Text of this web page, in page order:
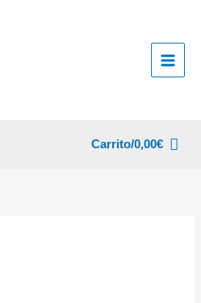
Carrito/0,00€